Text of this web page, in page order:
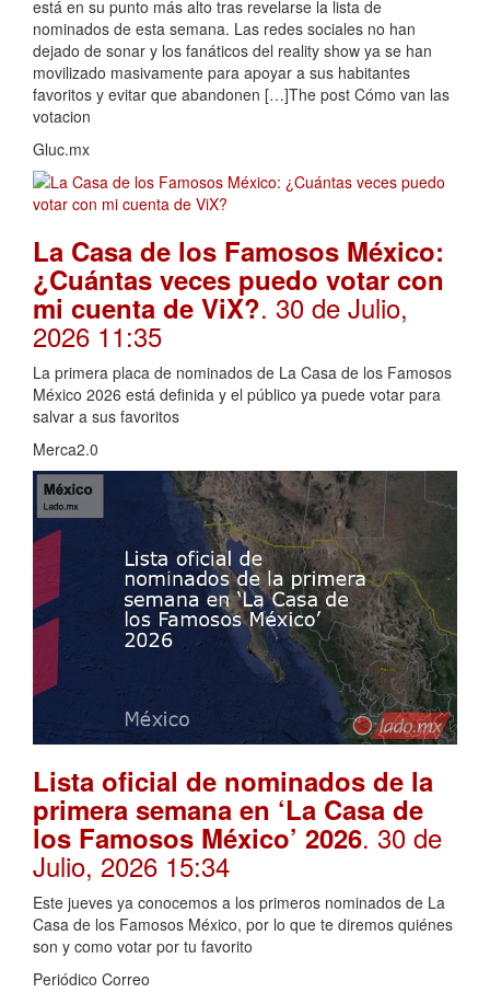
está en su punto más alto tras revelarse la lista de
nominados de esta semana. Las redes sociales no han
dejado de sonar y los fanáticos del reality show ya se han
movilizado masivamente para apoyar a sus habitantes
favoritos y evitar que abandonen […]The post Cómo van las
votacion
Gluc.mx
La Casa de los Famosos México:
¿Cuántas veces puedo votar con
mi cuenta de ViX?. 30 de Julio,
2026 11:35
La primera placa de nominados de La Casa de los Famosos
México 2026 está definida y el público ya puede votar para
salvar a sus favoritos
Merca2.0
Lista oficial de nominados de la
primera semana en ‘La Casa de
los Famosos México’ 2026. 30 de
Julio, 2026 15:34
Este jueves ya conocemos a los primeros nominados de La
Casa de los Famosos México, por lo que te diremos quiénes
son y como votar por tu favorito
Periódico Correo